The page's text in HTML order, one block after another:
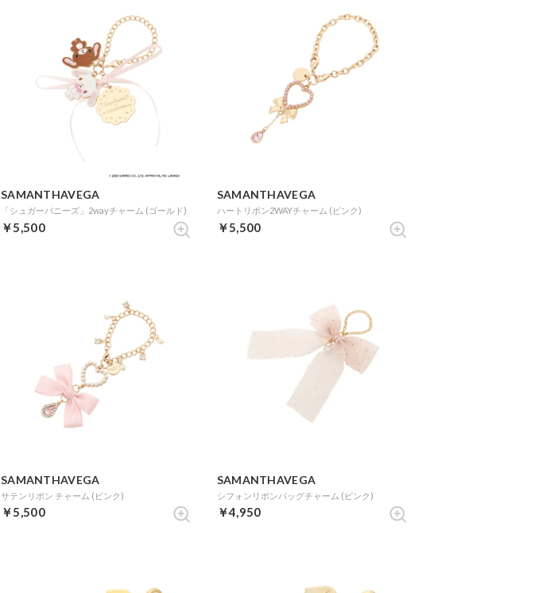
SAMANTHAVEGA
「シュガーバニーズ」2wayチャーム (ゴールド)
￥5,500
SAMANTHAVEGA
ハートリボン2WAYチャーム (ピンク)
￥5,500
SAMANTHAVEGA
サテンリボン チャーム (ピンク)
￥5,500
SAMANTHAVEGA
シフォンリボンバッグチャーム (ピンク)
￥4,950